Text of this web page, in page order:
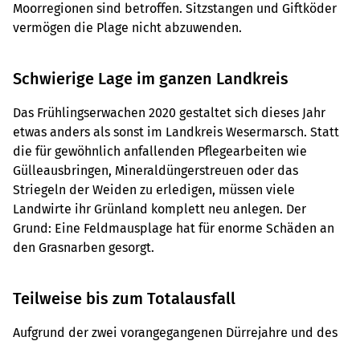
Moorregionen sind betroffen. Sitzstangen und Giftköder
vermögen die Plage nicht abzuwenden.
Schwierige Lage im ganzen Landkreis
Das Frühlingserwachen 2020 gestaltet sich dieses Jahr
etwas anders als sonst im Landkreis Wesermarsch. Statt
die für gewöhnlich anfallenden Pflegearbeiten wie
Gülleausbringen, Mineraldüngerstreuen oder das
Striegeln der Weiden zu erledigen, müssen viele
Landwirte ihr Grünland komplett neu anlegen. Der
Grund: Eine Feldmausplage hat für enorme Schäden an
den Grasnarben gesorgt.
Teilweise bis zum Totalausfall
Aufgrund der zwei vorangegangenen Dürrejahre und des